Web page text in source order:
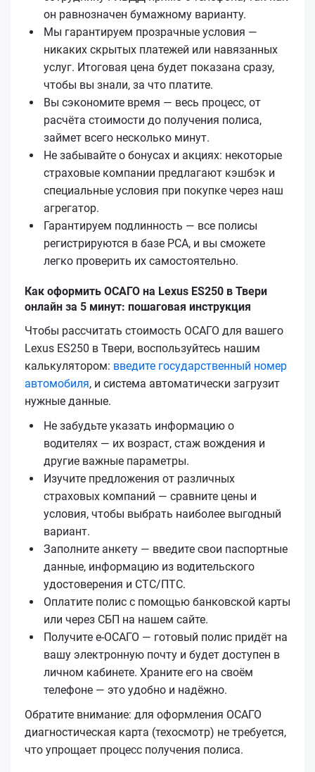
он равнозначен бумажному варианту.
Мы гарантируем прозрачные условия —
никаких скрытых платежей или навязанных
услуг. Итоговая цена будет показана сразу,
чтобы вы знали, за что платите.
Вы сэкономите время — весь процесс, от
расчёта стоимости до получения полиса,
займет всего несколько минут.
Не забывайте о бонусах и акциях: некоторые
страховые компании предлагают кэшбэк и
специальные условия при покупке через наш
агрегатор.
Гарантируем подлинность — все полисы
регистрируются в базе РСА, и вы сможете
легко проверить их самостоятельно.
Как оформить ОСАГО на Lexus ES250 в Твери
онлайн за 5 минут: пошаговая инструкция
Чтобы рассчитать стоимость ОСАГО для вашего
Lexus ES250 в Твери, воспользуйтесь нашим
калькулятором: введите государственный номер
автомобиля, и система автоматически загрузит
нужные данные.
Не забудьте указать информацию о
водителях — их возраст, стаж вождения и
другие важные параметры.
Изучите предложения от различных
страховых компаний — сравните цены и
условия, чтобы выбрать наиболее выгодный
вариант.
Заполните анкету — введите свои паспортные
данные, информацию из водительского
удостоверения и СТС/ПТС.
Оплатите полис с помощью банковской карты
или через СБП на нашем сайте.
Получите е‑ОСАГО — готовый полис придёт на
вашу электронную почту и будет доступен в
личном кабинете. Храните его на своём
телефоне — это удобно и надёжно.
Обратите внимание: для оформления ОСАГО
диагностическая карта (техосмотр) не требуется,
что упрощает процесс получения полиса.